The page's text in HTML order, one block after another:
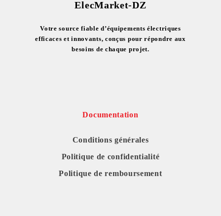
ElecMarket-DZ
Votre source fiable d’équipements électriques
efficaces et innovants, conçus pour répondre aux
besoins de chaque projet.
Documentation
Conditions générales
Politique de confidentialité
Politique de remboursement